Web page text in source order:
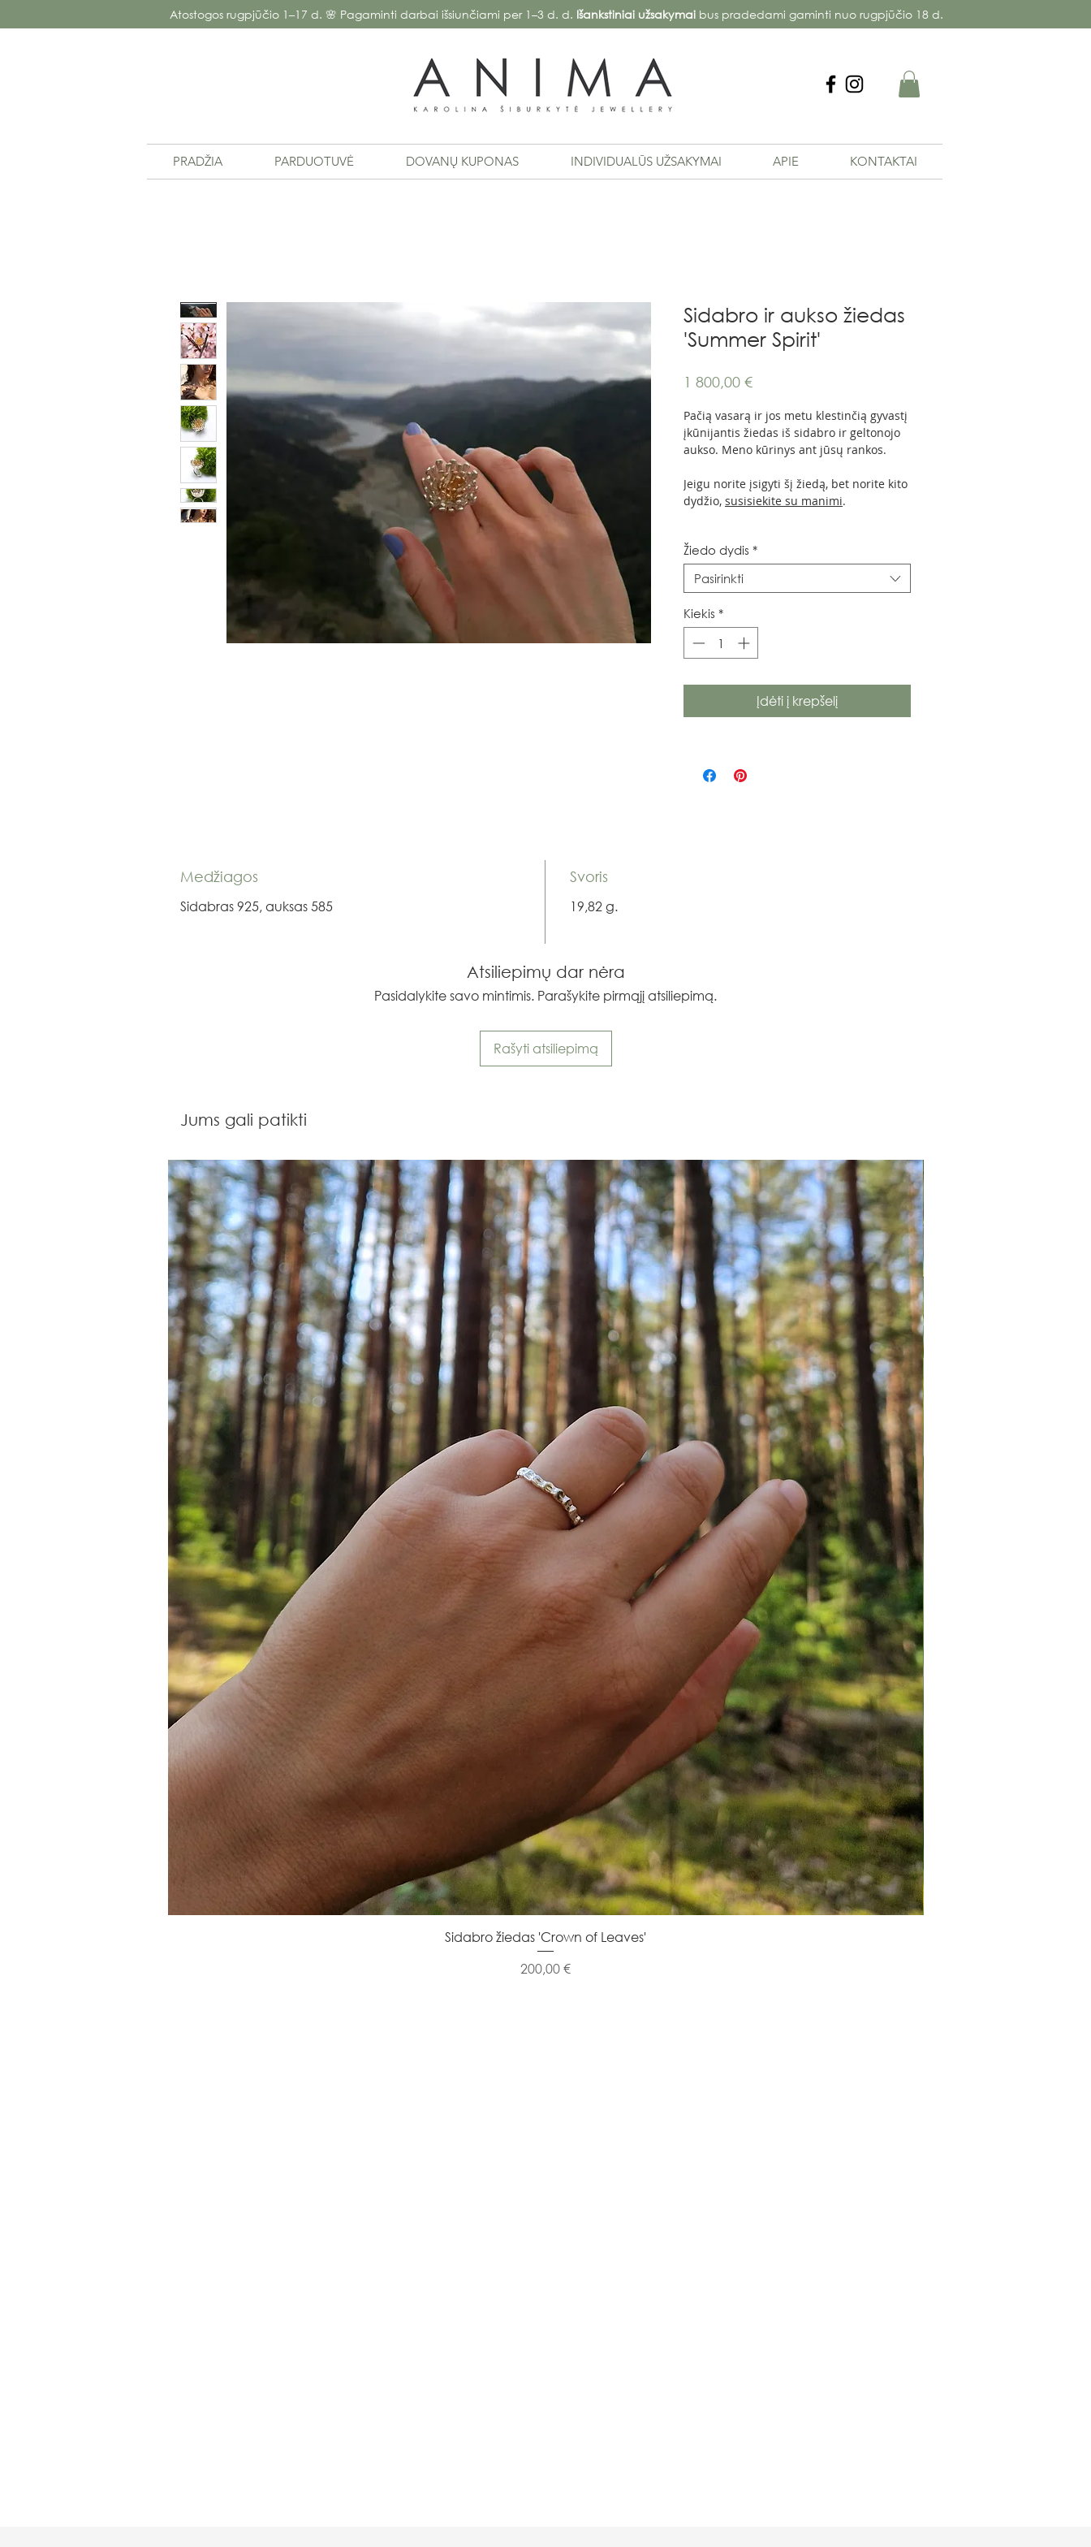
Atostogos rugpjūčio 1–17 d. 🌸 Pagaminti darbai išsiunčiami per 1–3 d. d. Išankstiniai užsakymai bus pradedami gaminti nuo rugpjūčio 18 d.
PRADŽIA PARDUOTUVĖ DOVANŲ KUPONAS INDIVIDUALŪS UŽSAKYMAI APIE KONTAKTAI
Sidabro ir aukso žiedas
'Summer Spirit'
1 800,00 €Price
Pačią vasarą ir jos metu klestinčią gyvastį
įkūnijantis žiedas iš sidabro ir geltonojo
aukso. Meno kūrinys ant jūsų rankos.
Jeigu norite įsigyti šį žiedą, bet norite kito
dydžio, susisiekite su manimi.
Žiedo dydis *
Pasirinkti
Kiekis *
Įdėti į krepšelį
Medžiagos
Sidabras 925, auksas 585
Svoris
19,82 g.
Atsiliepimų dar nėra
Pasidalykite savo mintimis. Parašykite pirmąjį atsiliepimą.
Rašyti atsiliepimą
Jums gali patikti
Greita peržiūra
Sidabro žiedas 'Crown of Leaves'
Kaina
200,00 €